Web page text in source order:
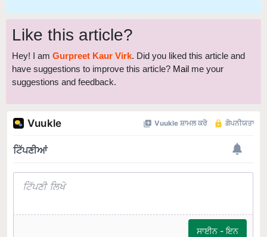
Like this article?
Hey! I am Gurpreet Kaur Virk. Did you liked this article and
have suggestions to improve this article? Mail me your
suggestions and feedback.